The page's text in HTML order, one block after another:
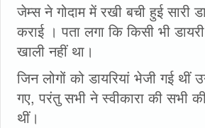
जेम्स ने गोदाम में रखी बची हुई सारी
कराई । पता लगा कि किसी भी
खाली नहीं था।
जिन लोगों को डायरियां भेजी गई
गए, परंतु सभी ने स्वीकारा की सभी
थीं।